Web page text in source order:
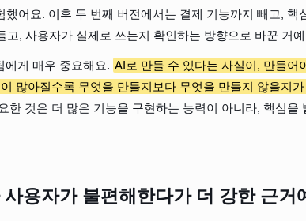
했어요. 이후 두 번째 버전에서는 결제 기능까지 빼고, 핵
고, 사용자가 실제로 쓰는지 확인하는 방향으로 바꾼 거
에게 매우 중요해요. AI로 만들 수 있다는 사실이, 만들어
많아질수록 무엇을 만들지보다 무엇을 만들지 않을지
한 것은 더 많은 기능을 구현하는 능력이 아니라, 핵심을
용자가 불편해한다가 더 강한 근거